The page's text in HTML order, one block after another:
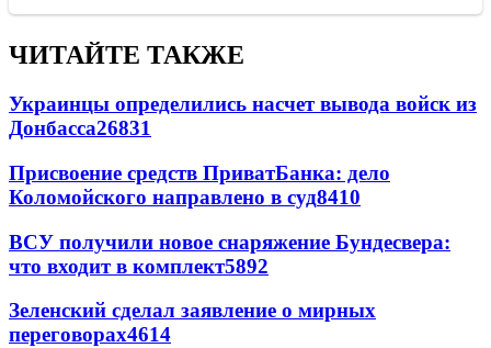
ЧИТАЙТЕ ТАКЖЕ
Украинцы определились насчет вывода войск из
Донбасса26831
Присвоение средств ПриватБанка: дело
Коломойского направлено в суд8410
ВСУ получили новое снаряжение Бундесвера:
что входит в комплект5892
Зеленский сделал заявление о мирных
переговорах4614